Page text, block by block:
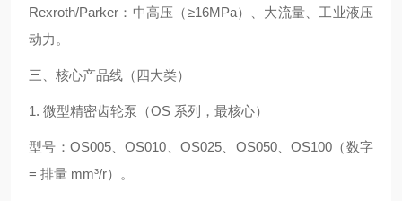
Rexroth/Parker：中高压（≥16MPa）、大流量、工业液压
动力。
三、核心产品线（四大类）
1. 微型精密齿轮泵（OS 系列，最核心）
型号：OS005、OS010、OS025、OS050、OS100（数字
= 排量 mm³/r）。